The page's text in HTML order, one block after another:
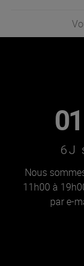
6J
Nous
11h00 à
par e-